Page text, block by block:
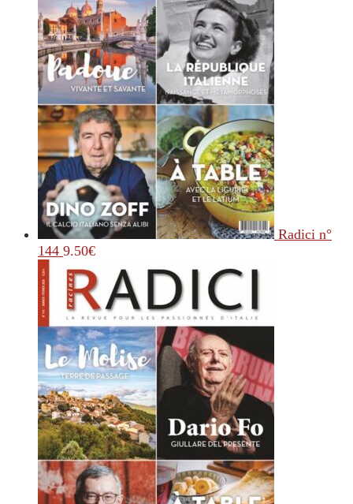
Radici n°
144 9.50€